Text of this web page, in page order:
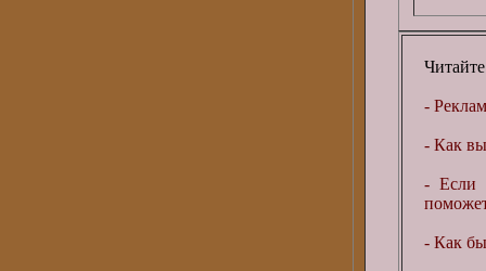
-
- Как
- Если
- Как